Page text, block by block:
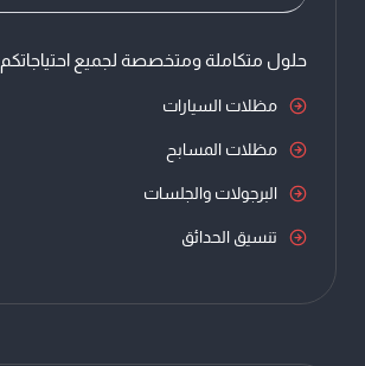
حلول متكاملة ومتخصصة لجميع احتياجاتكم
مظلات السيارات
مظلات المسابح
البرجولات والجلسات
تنسيق الحدائق